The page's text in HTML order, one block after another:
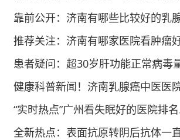
武汉市同仁医院（三医院）中
惠月活动
活动时间：2013年9月9日—10
活动地点：武汉市第三医院门
门诊
靠前公开：济南有哪些比较好的乳腺癌中医院“榜单宣布”济南中医治疗乳腺癌医院
推荐关注：济南有哪家医院看肿瘤好‑总榜名单公开‑济南国医堂医院王敦仁怎么
患者疑问：超30岁肝功能正常病毒量几万需要马上抗病毒治疗吗？排名榜单：成都治疗乙肝抗病毒转阴率高的医院名
健康科普新闻！济南乳腺癌中医医院排名，肿瘤专科盘
“实时热点”广州看失眠好的医院排名公布-广州附医华南医院可靠吗?
全新热点：表面抗原转阴后抗体一直不高后续要怎么办？近期要闻：成都看慢性肝病专科医院排行